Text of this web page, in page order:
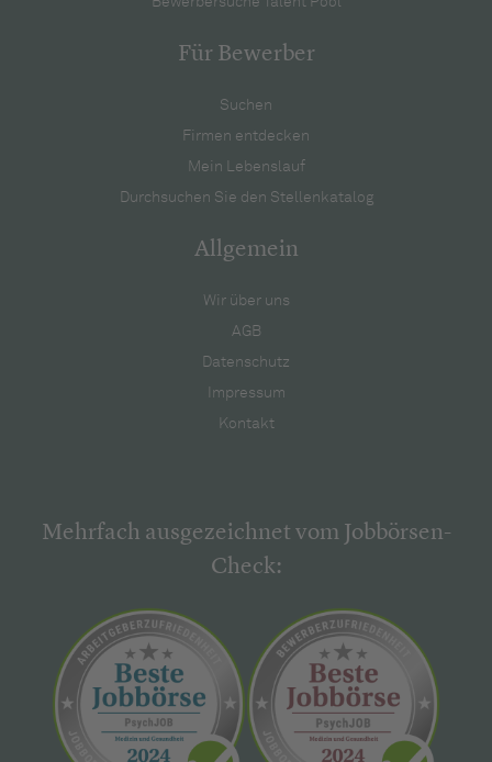
Für Bewerber
Suchen
Firmen entdecken
Mein Lebenslauf
Durchsuchen Sie den Stellenkatalog
Allgemein
Wir über uns
AGB
Datenschutz
Impressum
Kontakt
Mehrfach ausgezeichnet vom Jobbörsen-
Check: